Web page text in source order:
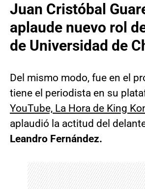
Juan Cristóbal
aplaude nuevo rol
de Universidad de
Del mismo modo, fue en el
tiene el periodista en su
YouTube, La Hora de King
aplaudió la actitud del
Leandro Fernández.